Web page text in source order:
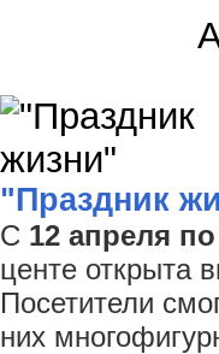
"Праздник
С 12 апреля
центе открыта
Посетители
них